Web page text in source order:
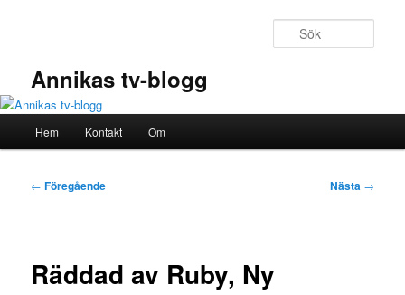
Annikas tv-blogg
Hem Kontakt Om
Inläggsnavigering
← Föregående Nästa →
Räddad av Ruby, Ny